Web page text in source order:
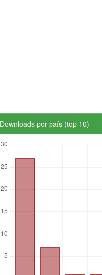
Downloads por país (top 10)